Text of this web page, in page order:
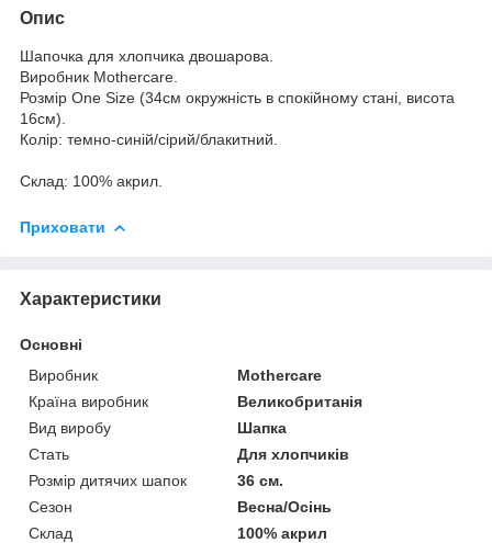
Опис
Шапочка для хлопчика двошарова.
Виробник Mothercare.
Розмір One Size (34см окружність в спокійному стані, висота
16см).
Колір: темно-синій/сірий/блакитний.
Склад: 100% акрил.
Приховати
Характеристики
Основні
Виробник
Mothercare
Країна виробник
Великобританія
Вид виробу
Шапка
Стать
Для хлопчиків
Розмір дитячих шапок
36 см.
Сезон
Весна/Осінь
Склад
100% акрил